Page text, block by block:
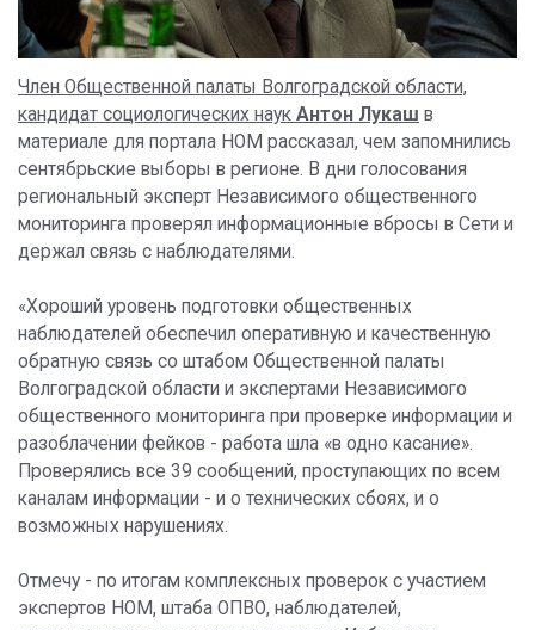
Член Общественной палаты Волгоградской области,
кандидат социологических наук Антон Лукаш в
материале для портала НОМ рассказал, чем запомнились
сентябрьские выборы в регионе. В дни голосования
региональный эксперт Независимого общественного
мониторинга проверял информационные вбросы в Сети и
держал связь с наблюдателями.
«Хороший уровень подготовки общественных
наблюдателей обеспечил оперативную и качественную
обратную связь со штабом Общественной палаты
Волгоградской области и экспертами Независимого
общественного мониторинга при проверке информации и
разоблачении фейков - работа шла «в одно касание».
Проверялись все 39 сообщений, проступающих по всем
каналам информации - и о технических сбоях, и о
возможных нарушениях.
Отмечу - по итогам комплексных проверок с участием
экспертов НОМ, штаба ОПВО, наблюдателей,